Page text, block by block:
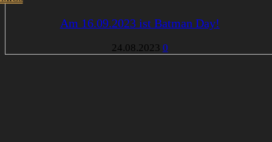
Am 16.09.2023 ist Batman Day!
24.08.2023 0